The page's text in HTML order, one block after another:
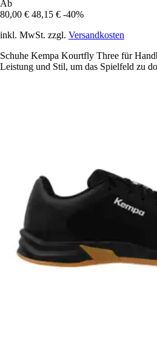
Ab
80,00 € 48,15 € -40%
inkl. MwSt. zzgl. Versandkosten
Schuhe Kempa Kourtfly Three für
Leistung und Stil, um das Spielfeld zu